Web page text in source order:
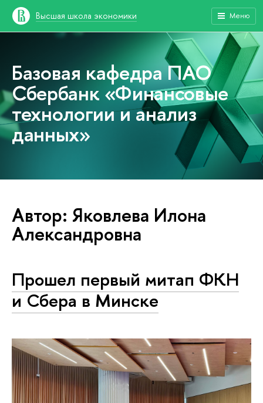
Высшая школа экономики Меню
Базовая кафедра ПАО
Сбербанк «Финансовые
технологии и анализ
данных»
Автор: Яковлева Илона
Александровна
Прошел первый митап ФКН
и Сбера в Минске